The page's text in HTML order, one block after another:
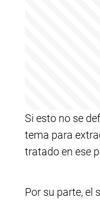
Si esto no se
tema para
tratado en ese
Por su parte, el